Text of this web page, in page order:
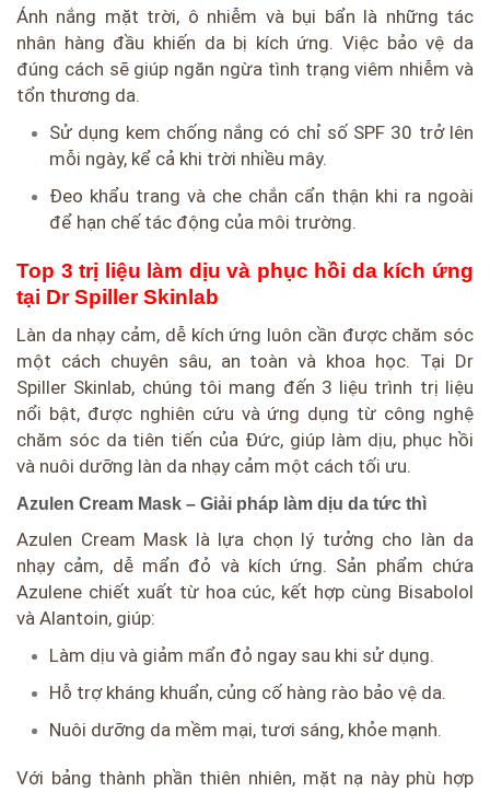
Ánh nắng mặt trời, ô nhiễm và bụi bẩn là những tác
nhân hàng đầu khiến da bị kích ứng. Việc bảo vệ da
đúng cách sẽ giúp ngăn ngừa tình trạng viêm nhiễm và
tổn thương da.
Sử dụng kem chống nắng có chỉ số SPF 30 trở lên
mỗi ngày, kể cả khi trời nhiều mây.
Đeo khẩu trang và che chắn cẩn thận khi ra ngoài
để hạn chế tác động của môi trường.
Top 3 trị liệu làm dịu và phục hồi da kích ứng
tại Dr Spiller Skinlab
Làn da nhạy cảm, dễ kích ứng luôn cần được chăm sóc
một cách chuyên sâu, an toàn và khoa học. Tại Dr
Spiller Skinlab, chúng tôi mang đến 3 liệu trình trị liệu
nổi bật, được nghiên cứu và ứng dụng từ công nghệ
chăm sóc da tiên tiến của Đức, giúp làm dịu, phục hồi
và nuôi dưỡng làn da nhạy cảm một cách tối ưu.
Azulen Cream Mask – Giải pháp làm dịu da tức thì
Azulen Cream Mask là lựa chọn lý tưởng cho làn da
nhạy cảm, dễ mẩn đỏ và kích ứng. Sản phẩm chứa
Azulene chiết xuất từ hoa cúc, kết hợp cùng Bisabolol
và Alantoin, giúp:
Làm dịu và giảm mẩn đỏ ngay sau khi sử dụng.
Hỗ trợ kháng khuẩn, củng cố hàng rào bảo vệ da.
Nuôi dưỡng da mềm mại, tươi sáng, khỏe mạnh.
Với bảng thành phần thiên nhiên, mặt nạ này phù hợp